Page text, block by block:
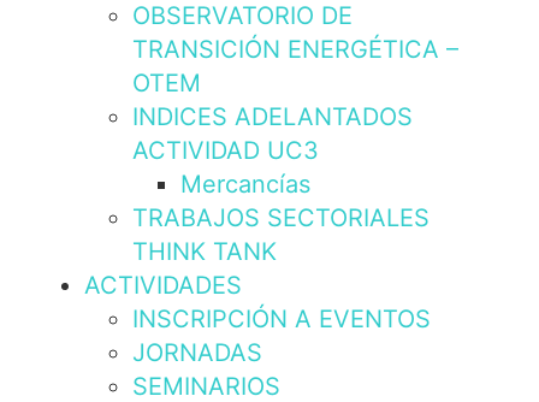
OBSERVATORIO DE
TRANSICIÓN ENERGÉTICA –
OTEM
INDICES ADELANTADOS
ACTIVIDAD UC3
Mercancías
TRABAJOS SECTORIALES
THINK TANK
ACTIVIDADES
INSCRIPCIÓN A EVENTOS
JORNADAS
SEMINARIOS